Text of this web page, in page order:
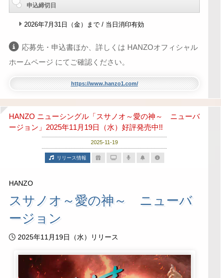
申込締切日
2026年7月31日（金）まで / 当日消印有効
応募先・申込書ほか、詳しくは HANZOオフィシャル
ホームページ にてご確認ください。
https://www.hanzo1.com/
HANZO ニューシングル「スサノオ～愛の神～ ニューバ
ージョン」2025年11月19日（水）好評発売中!!
2025-11-19
リリース情報
HANZO
スサノオ～愛の神～ ニューバ
ージョン
2025年11月19日（水）リリース